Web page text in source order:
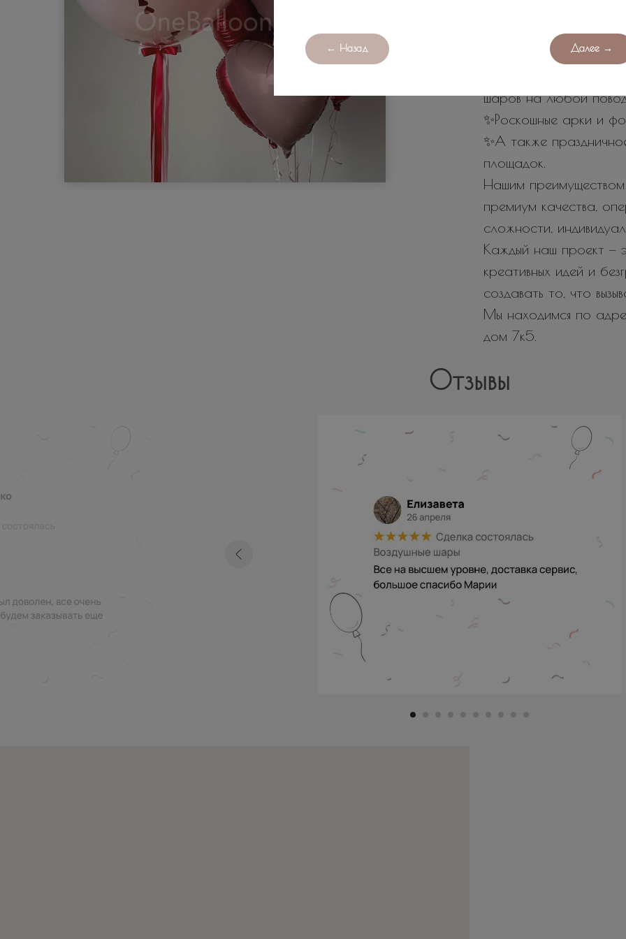
← Назад Далее →
любых мероприятий.
У нас вы найдете:
шаров на любой
✨Роскошные арки и
✨А также
площадок.
Нашим преимуществом
премиум качества,
сложности,
Каждый наш проект —
креативных идей и
создавать то, что
Мы находимся по
дом 7к5.
Отзывы